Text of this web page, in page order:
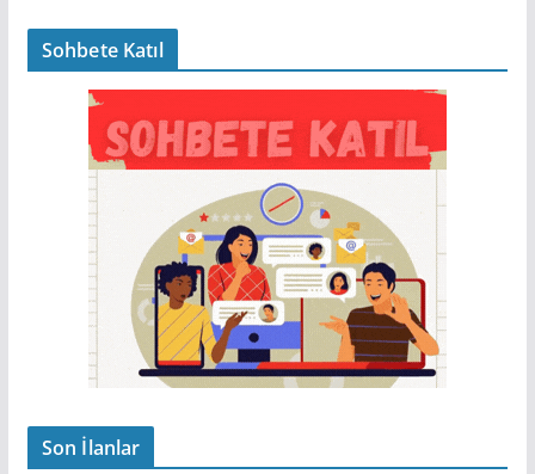
Sohbete Katıl
Son İlanlar